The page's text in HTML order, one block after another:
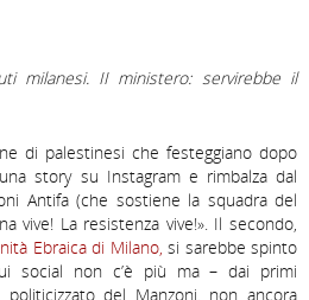
milanesi. II ministero: servirebbe il
di palestinesi che festeggiano dopo
story su Instagram e rimbalza dal
Antifa (che sostiene la squadra del
vive! La resistenza vive!». Il secondo,
Ebraica di Milano, si sarebbe spinto
social non c’è più ma – dai primi
del Manzoni, non ancora